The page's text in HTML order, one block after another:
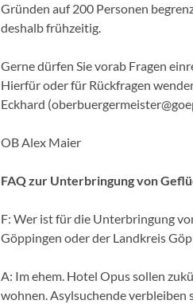
Gründen auf 200 Personen
deshalb frühzeitig.
Gerne dürfen Sie vorab Fragen
Hierfür oder für Rückfragen
Eckhard
OB Alex Maier
FAQ zur Unterbringung von
F: Wer ist für die Unterbringung
Göppingen oder der Landkreis
A: Im ehem. Hotel Opus sollen
wohnen. Asylsuchende